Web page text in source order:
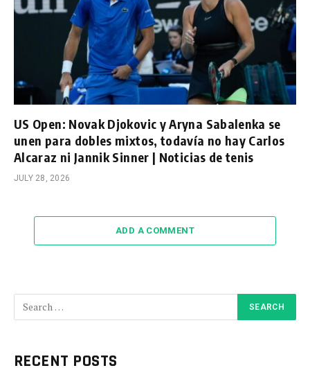
US Open: Novak Djokovic y Aryna Sabalenka se
unen para dobles mixtos, todavía no hay Carlos
Alcaraz ni Jannik Sinner | Noticias de tenis
JULY 28, 2026
ADD A COMMENT
RECENT POSTS